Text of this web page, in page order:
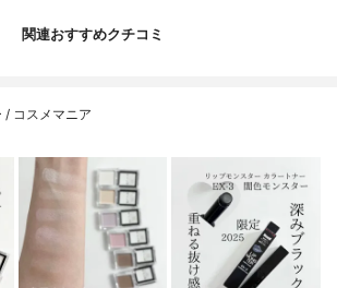
関連おすすめクチコミ
/ コスメマニア